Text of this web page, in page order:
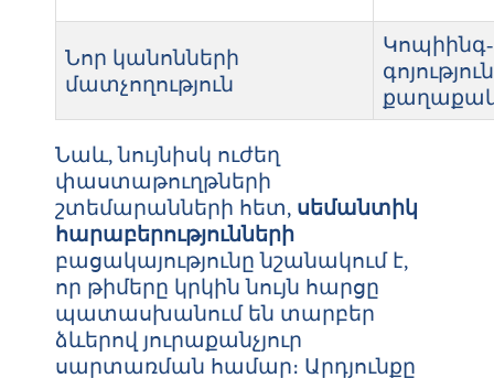
Նոր կանոնների
մատչողություն
Նաև, նույնիսկ ուժեղ
փաստաթուղթների
շտեմարանների հետ, սեմանտիկ
հարաբերությունների
բացակայությունը նշանակում է,
որ թիմերը կրկին նույն հարցը
պատասխանում են տարբեր
ձևերով յուրաքանչյուր
սարտառման համար։ Արդյունքը